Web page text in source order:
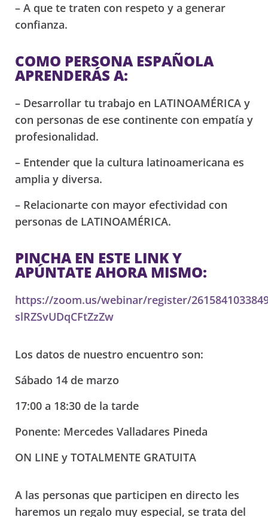
– A que te traten con respeto y a generar
confianza.
COMO PERSONA ESPAÑOLA
APRENDERÁS A:
– Desarrollar tu trabajo en LATINOAMÉRICA y
con personas de ese continente con empatía y
profesionalidad.
– Entender que la cultura latinoamericana es
amplia y diversa.
– Relacionarte con mayor efectividad con
personas de LATINOAMÉRICA.
PINCHA EN ESTE LINK Y
APÚNTATE AHORA MISMO:
https://zoom.us/webinar/register/
slRZSvUDqCFtZzZw
Los datos de nuestro encuentro son:
Sábado 14 de marzo
17:00 a 18:30 de la tarde
Ponente: Mercedes Valladares Pineda
ON LINE y TOTALMENTE GRATUITA
A las personas que participen en directo les
haremos un regalo muy especial, se trata del